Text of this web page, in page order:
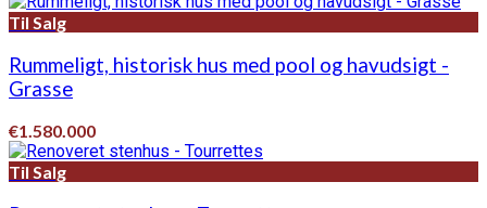
Til Salg
Rummeligt, historisk hus med pool og havudsigt -
Grasse
€1.580.000
Til Salg